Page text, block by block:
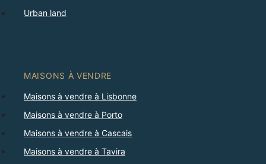
Urban land
MAISONS À VENDRE
Maisons à vendre à Lisbonne
Maisons à vendre à Porto
Maisons à vendre à Cascais
Maisons à vendre à Tavira